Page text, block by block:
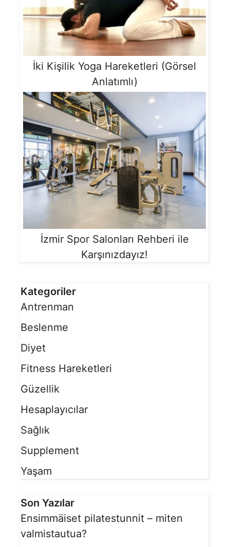
İki Kişilik Yoga Hareketleri (Görsel
Anlatımlı)
İzmir Spor Salonları Rehberi ile
Karşınızdayız!
Kategoriler
Antrenman
Beslenme
Diyet
Fitness Hareketleri
Güzellik
Hesaplayıcılar
Sağlık
Supplement
Yaşam
Son Yazılar
Ensimmäiset pilatestunnit – miten
valmistautua?